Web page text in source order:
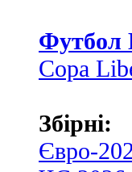
Футбол
Copa
Збірні:
Євро-